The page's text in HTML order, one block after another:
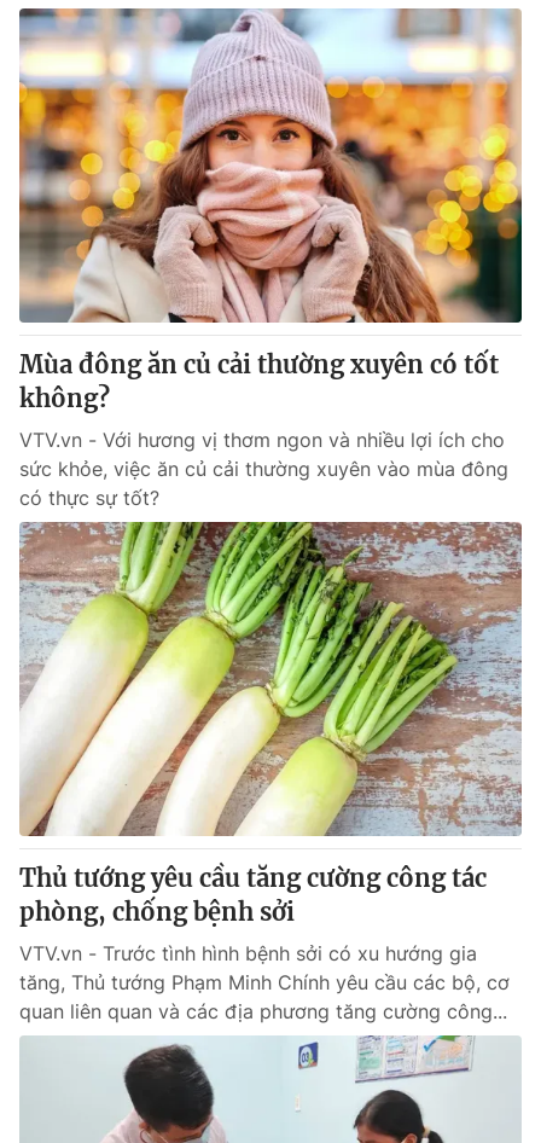
Mùa đông ăn củ cải thường xuyên có tốt
không?
VTV.vn - Với hương vị thơm ngon và nhiều lợi ích cho
sức khỏe, việc ăn củ cải thường xuyên vào mùa đông
có thực sự tốt?
Thủ tướng yêu cầu tăng cường công tác
phòng, chống bệnh sởi
VTV.vn - Trước tình hình bệnh sởi có xu hướng gia
tăng, Thủ tướng Phạm Minh Chính yêu cầu các bộ, cơ
quan liên quan và các địa phương tăng cường công...